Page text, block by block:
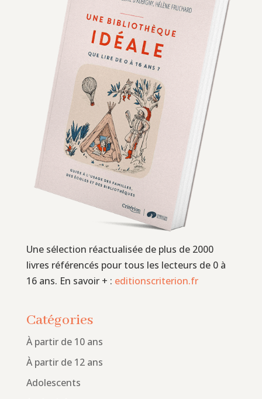
Une sélection réactualisée de plus de 2000
livres référencés pour tous les lecteurs de 0 à
16 ans. En savoir + : editionscriterion.fr
Catégories
À partir de 10 ans
À partir de 12 ans
Adolescents